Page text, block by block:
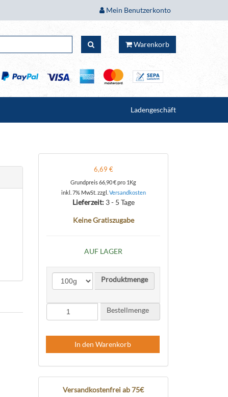
Mein Benutzerkonto
Warenkorb
Ladengeschäft
6,69 €
Grundpreis66,90 €pro 1Kg
inkl. 7% MwSt. zzgl. Versandkosten
Lieferzeit: 3 - 5 Tage
Keine Gratiszugabe
AUF LAGER
Produktmenge
Bestellmenge
In den Warenkorb
Versandkostenfrei ab 75€